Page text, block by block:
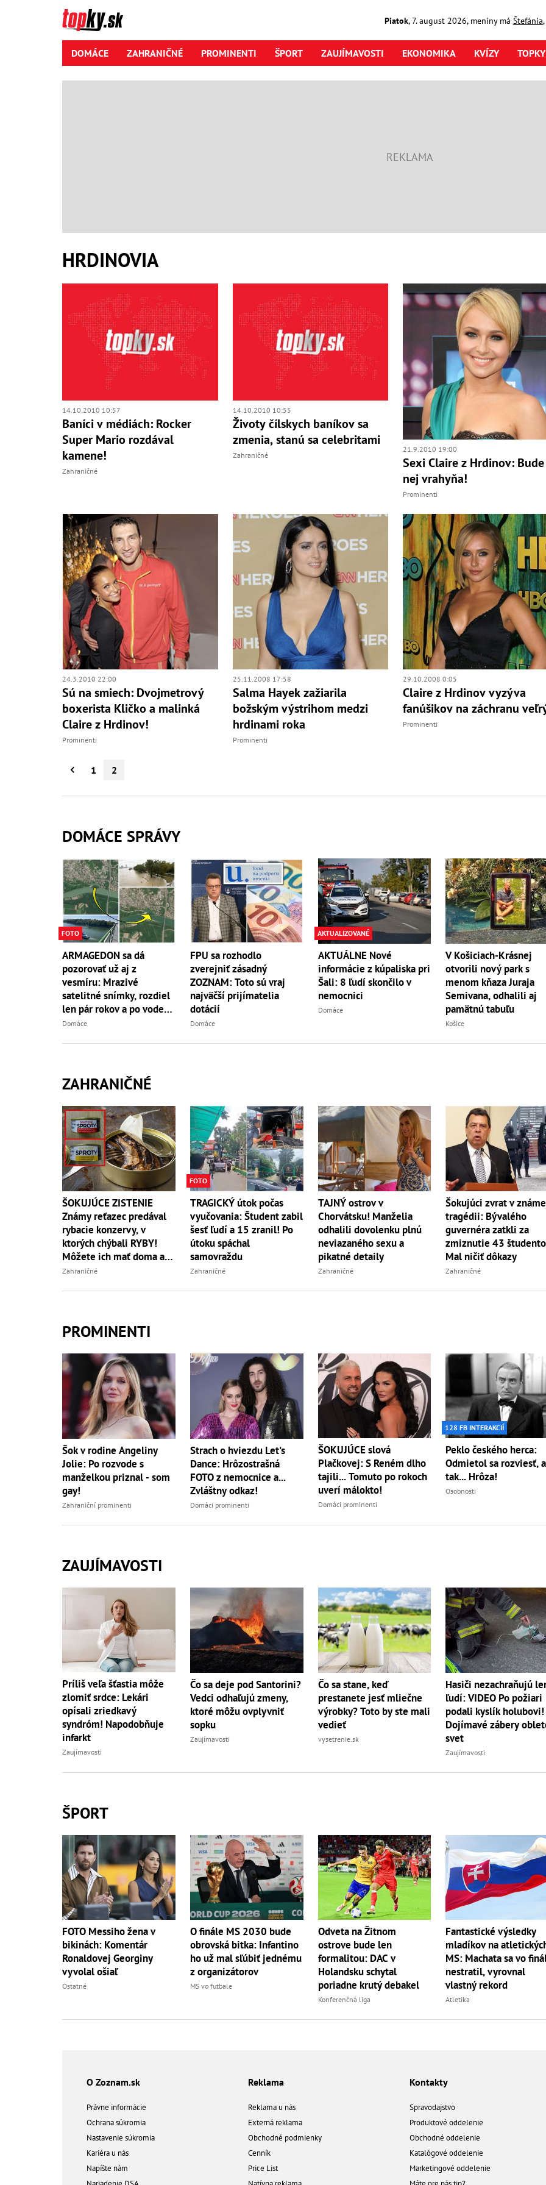
Piatok,7. august2026, meniny má Štefánia
DOMÁCE ZAHRANIČNÉ PROMINENTI ŠPORT ZAUJÍMAVOSTI EKONOMIKA KVÍZY
HRDINOVIA
14.10.2010 10:57
Baníci v médiách: Rocker
Super Mario rozdával
kamene!
Zahraničné
14.10.2010 10:55
Životy čílskych baníkov sa
zmenia, stanú sa celebritami
Zahraničné
21.9.2010 19:00
Sexi Claire z Hrdinov:
nej vrahyňa!
Prominenti
24.3.2010 22:00
Sú na smiech: Dvojmetrový
boxerista Kličko a malinká
Claire z Hrdinov!
Prominenti
25.11.2008 17:58
Salma Hayek zažiarila
božským výstrihom medzi
hrdinami roka
Prominenti
29.10.2008 0:05
Claire z Hrdinov vyzýva
fanúšikov na záchranu
Prominenti
1 2
DOMÁCE SPRÁVY
FOTO
ARMAGEDON sa dá
pozorovať už aj z
vesmíru: Mrazivé
satelitné snímky, rozdiel
len pár rokov a po vode
ani stopy!
Domáce
FPU sa rozhodlo
zverejniť zásadný
ZOZNAM: Toto sú vraj
najväčší prijímatelia
dotácií
Domáce
AKTUALIZOVANÉ
AKTUÁLNE Nové
informácie z kúpaliska pri
Šali: 8 ľudí skončilo v
nemocnici
Domáce
V Košiciach-Krásnej
otvorili nový park s
menom kňaza Juraja
Semivana, odhalili aj
pamätnú tabuľu
Košice
ZAHRANIČNÉ
ŠOKUJÚCE ZISTENIE
Známy reťazec predával
rybacie konzervy, v
ktorých chýbali RYBY!
Môžete ich mať doma aj
vy
Zahraničné
FOTO
TRAGICKÝ útok počas
vyučovania: Študent zabil
šesť ľudí a 15 zranil! Po
útoku spáchal
samovraždu
Zahraničné
TAJNÝ ostrov v
Chorvátsku! Manželia
odhalili dovolenku plnú
neviazaného sexu a
pikatné detaily
Zahraničné
Šokujúci zvrat v
tragédii: Bývalého
guvernéra zatkli za
zmiznutie 43
Mal ničiť dôkazy
Zahraničné
PROMINENTI
Šok v rodine Angeliny
Jolie: Po rozvode s
manželkou priznal - som
gay!
Zahraniční prominenti
Strach o hviezdu Let's
Dance: Hrôzostrašná
FOTO z nemocnice a...
Zvláštny odkaz!
Domáci prominenti
ŠOKUJÚCE slová
Plačkovej: S Reném dlho
tajili... Tomuto po rokoch
uverí málokto!
Domáci prominenti
128 FB INTERAKCIÍ
Peklo českého herca:
Odmietol sa rozviesť, a
tak... Hrôza!
Osobnosti
ZAUJÍMAVOSTI
Príliš veľa šťastia môže
zlomiť srdce: Lekári
opísali zriedkavý
syndróm! Napodobňuje
infarkt
Zaujímavosti
Čo sa deje pod Santorini?
Vedci odhaľujú zmeny,
ktoré môžu ovplyvniť
sopku
Zaujímavosti
Čo sa stane, keď
prestanete jesť mliečne
výrobky? Toto by ste mali
vedieť
vysetrenie.sk
Hasiči nezachraňujú
ľudí: VIDEO Po požiari
podali kyslík holubovi!
Dojímavé zábery
svet
Zaujímavosti
ŠPORT
FOTO Messiho žena v
bikinách: Komentár
Ronaldovej Georginy
vyvolal ošiaľ
Ostatné
O finále MS 2030 bude
obrovská bitka: Infantino
ho už mal sľúbiť jednému
z organizátorov
MS vo futbale
Odveta na Žitnom
ostrove bude len
formalitou: DAC v
Holandsku schytal
poriadne krutý debakel
Konferenčná liga
Fantastické výsledky
mladíkov na
MS: Machata sa vo
nestratil, vyrovnal
vlastný rekord
Atletika
O Zoznam.sk
Právne informácie
Ochrana súkromia
Nastavenie súkromia
Kariéra u nás
Napíšte nám
Reklama
Reklama u nás
Externá reklama
Obchodné podmienky
Cenník
Price List
Kontakty
Spravodajstvo
Produktové oddelenie
Obchodné oddelenie
Katalógové oddelenie
Marketingové oddelenie